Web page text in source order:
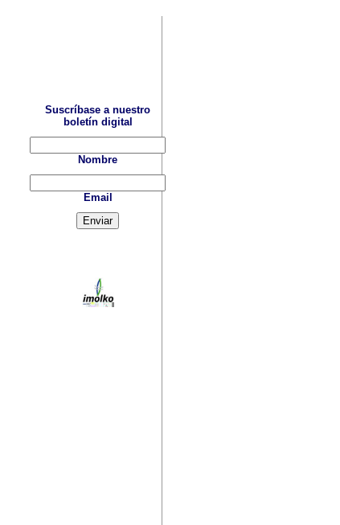
Suscríbase a nuestro
boletín digital
Nombre
Email